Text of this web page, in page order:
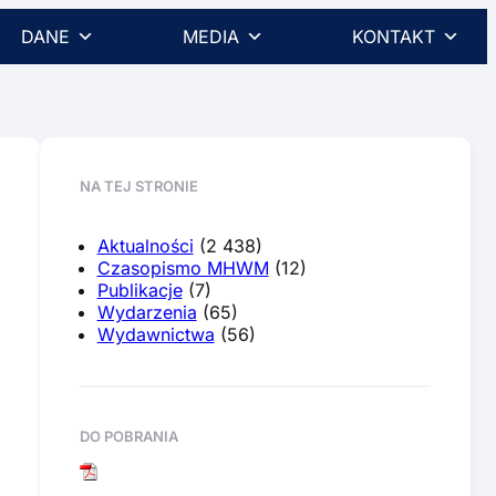
DANE MEDIA KONTAKT
NA TEJ STRONIE
Aktualności (2 438)
Czasopismo MHWM (12)
Publikacje(7)
Wydarzenia (65)
Wydawnictwa (56)
DO POBRANIA